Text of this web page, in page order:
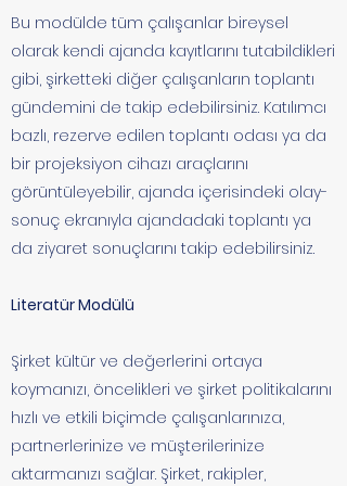
Bu modülde tüm çalışanlar bireysel
olarak kendi ajanda kayıtlarını tutabildikleri
gibi, şirketteki diğer çalışanların toplantı
gündemini de takip edebilirsiniz. Katılımcı
bazlı, rezerve edilen toplantı odası ya da
bir projeksiyon cihazı araçlarını
görüntüleyebilir, ajanda içerisindeki olay-
sonuç ekranıyla ajandadaki toplantı ya
da ziyaret sonuçlarını takip edebilirsiniz.
Literatür Modülü
Şirket kültür ve değerlerini ortaya
koymanızı, öncelikleri ve şirket politikalarını
hızlı ve etkili biçimde çalışanlarınıza,
partnerlerinize ve müşterilerinize
aktarmanızı sağlar. Şirket, rakipler,